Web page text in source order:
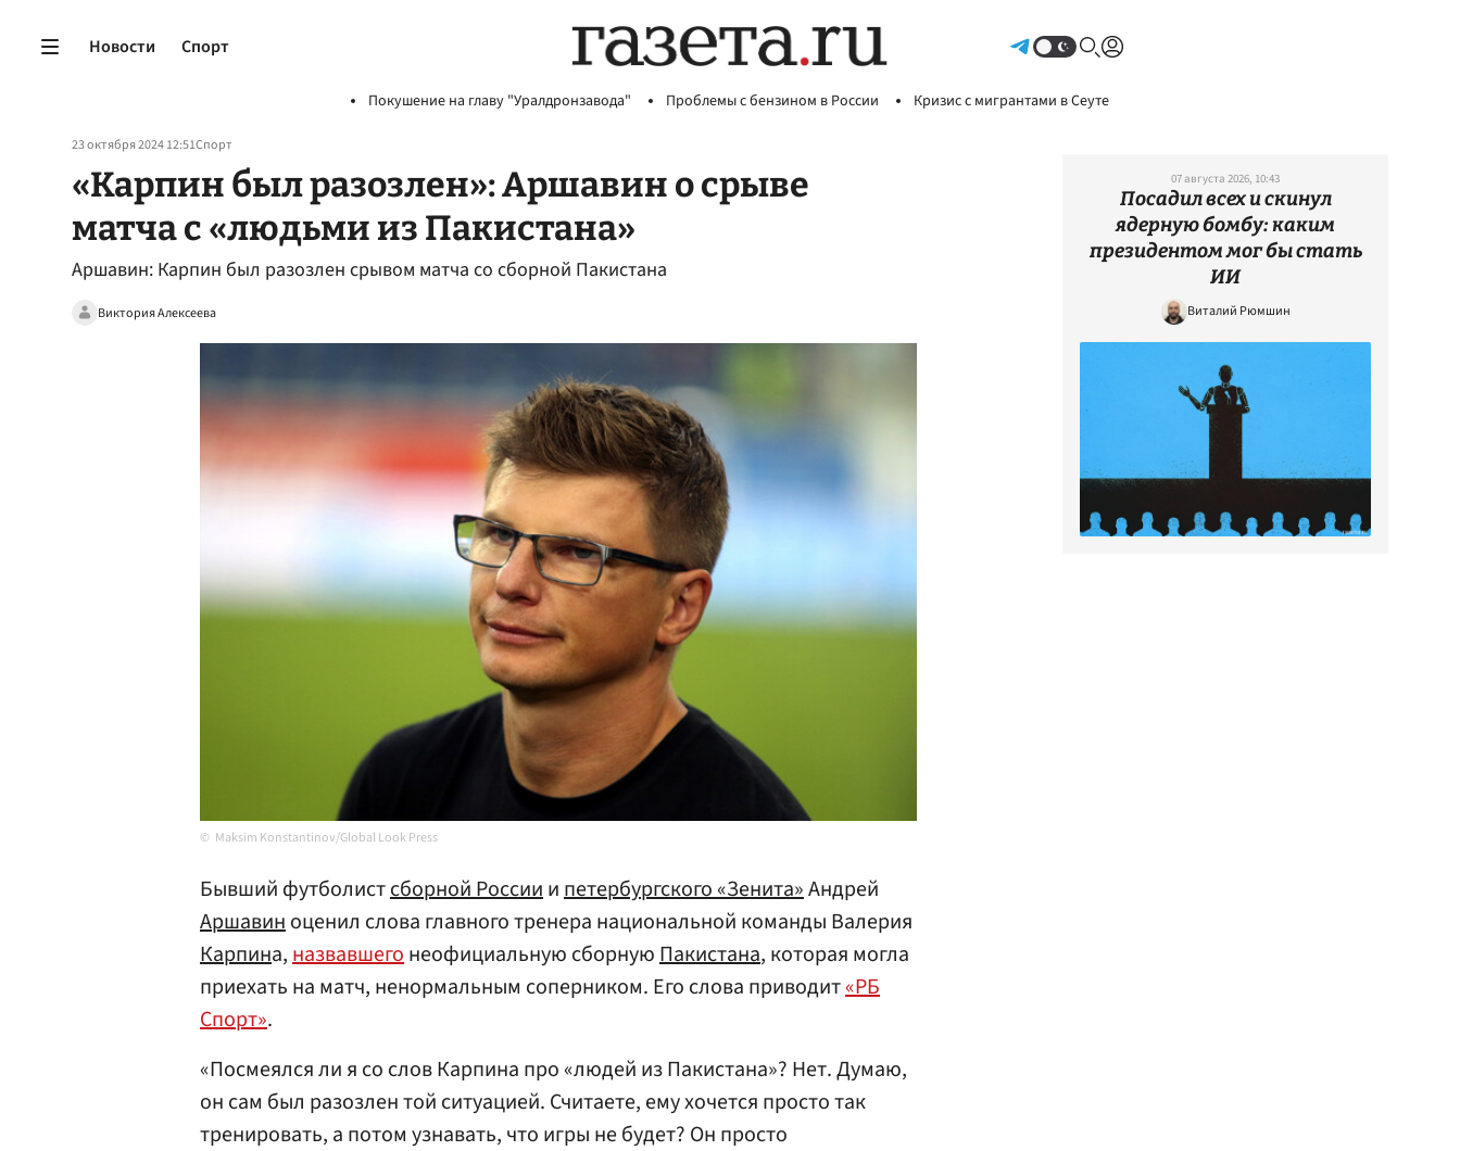
Новости Спорт
Покушение на главу "Уралдронзавода" Проблемы с бензином в России Кризис с мигрантами в Сеуте
23 октября 2024 12:51Спорт
«Карпин был разозлен»: Аршавин о срыве
матча с «людьми из Пакистана»
Аршавин: Карпин был разозлен срывом матча со сборной Пакистана
Виктория Алексеева
Maksim Konstantinov/Global Look Press
Бывший футболистсборной Россииипетербургского «Зенита»Андрей
Аршавиноценил слова главного тренера национальной команды Валерия
Карпина,назвавшегонеофициальную сборнуюПакистана, которая могла
приехать на матч, ненормальным соперником. Его слова приводит«РБ
Спорт».
«Посмеялся ли я со слов Карпина про «людей из Пакистана»? Нет. Думаю,
он сам был разозлен той ситуацией. Считаете, ему хочется просто так
тренировать, а потом узнавать, что игры не будет? Он просто
07 августа 2026, 10:43
Посадил всех и скинул
ядерную бомбу: каким
президентом мог бы стать
ИИ
Виталий Рюмшин